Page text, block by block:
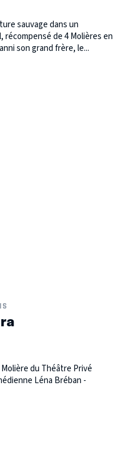
sauvage dans un
de 4 Molières en
son grand frère, le...
du Théâtre Privé
Léna Bréban -